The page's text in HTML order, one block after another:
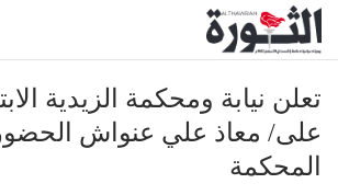
تعلن نيابة ومحكمة الزيدية
على/ معاذ علي عنواش
المحكمة